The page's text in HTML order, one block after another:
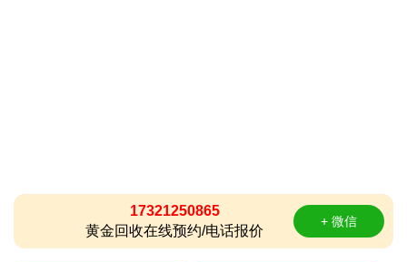
17321250865
黄金回收在线预约/电话报价
+ 微信